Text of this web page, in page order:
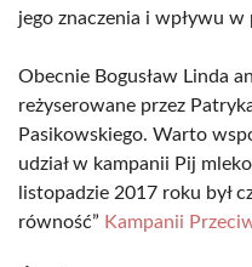
jego znaczenia i wpływu
Obecnie Bogusław Linda
reżyserowane przez
Pasikowskiego. Warto
udział w kampanii Pij
listopadzie 2017 roku był
równość” Kampanii